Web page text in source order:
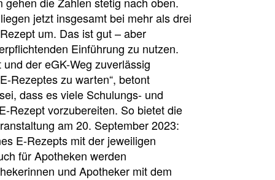
jetzt insgesamt bei mehr als drei
um. Das ist gut – aber
Einführung zu nutzen.
der eGK-Weg zuverlässig
Rezeptes zu warten“, betont
dass es viele Schulungs- und
Rezept vorzubereiten. So bietet die
am 20. September 2023:
E-Rezepts mit der jeweiligen
für Apotheken werden
und Apotheker mit dem